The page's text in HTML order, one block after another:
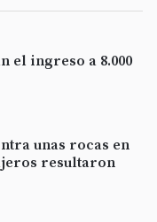
el ingreso a 8.000
unas rocas en
resultaron